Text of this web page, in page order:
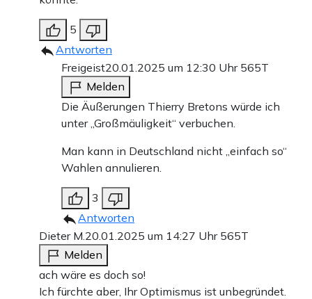
5
Antworten
Freigeist20.01.2025 um 12:30 Uhr 565T
Melden
Die Äußerungen Thierry Bretons würde ich
unter „Großmäuligkeit“ verbuchen.
Man kann in Deutschland nicht „einfach so“
Wahlen annulieren.
3
Antworten
Dieter M. 20.01.2025 um 14:27 Uhr 565T
Melden
ach wäre es doch so!
Ich fürchte aber, Ihr Optimismus ist unbegründet.